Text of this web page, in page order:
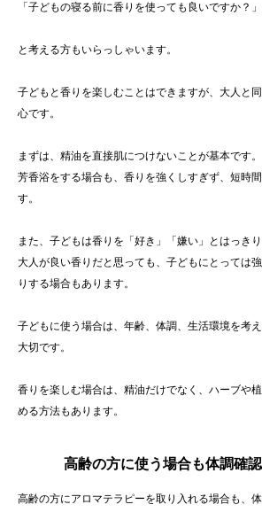
「子どもの寝る前に香りを使っても良いですか？」
と考える方もいらっしゃいます。
子どもと香りを楽しむことはできますが、大人と
心です。
まずは、精油を直接肌につけないことが基本です。
芳香浴をする場合も、香りを強くしすぎず、短時
す。
また、子どもは香りを「好き」「嫌い」とはっき
大人が良い香りだと思っても、子どもにとっては
りする場合もあります。
子どもに使う場合は、年齢、体調、生活環境を考
大切です。
香りを楽しむ場合は、精油だけでなく、ハーブや
める方法もあります。
高齢の方に使う場合も体調確
高齢の方にアロマテラピーを取り入れる場合も、体